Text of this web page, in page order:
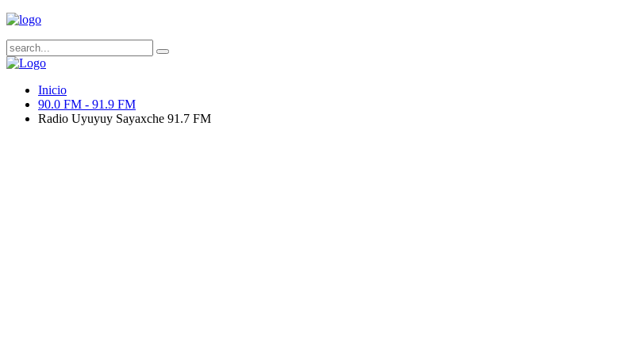
Inicio
90.0 FM - 91.9 FM
Radio Uyuyuy Sayaxche 91.7 FM